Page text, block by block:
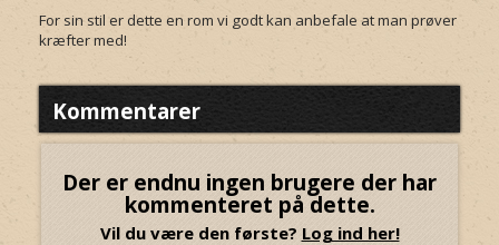
For sin stil er dette en rom vi godt kan anbefale at man prøver
kræfter med!
Kommentarer
Der er endnu ingen brugere der har
kommenteret på dette.
Vil du være den første? Log ind her!